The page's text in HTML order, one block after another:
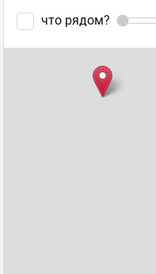
что рядом?